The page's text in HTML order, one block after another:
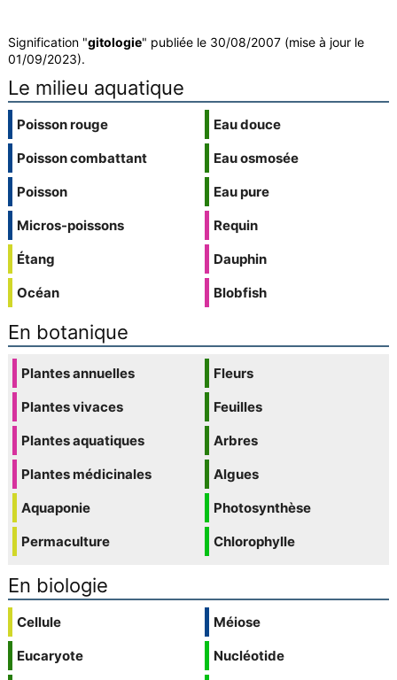
Signification "gitologie" publiée le 30/08/2007 (mise à jour le
01/09/2023).
Le milieu aquatique
Poisson rouge
Poisson combattant
Poisson
Micros-poissons
Étang
Océan
Eau douce
Eau osmosée
Eau pure
Requin
Dauphin
Blobfish
En botanique
Plantes annuelles
Plantes vivaces
Plantes aquatiques
Plantes médicinales
Aquaponie
Permaculture
Fleurs
Feuilles
Arbres
Algues
Photosynthèse
Chlorophylle
En biologie
Cellule
Eucaryote
Méiose
Nucléotide